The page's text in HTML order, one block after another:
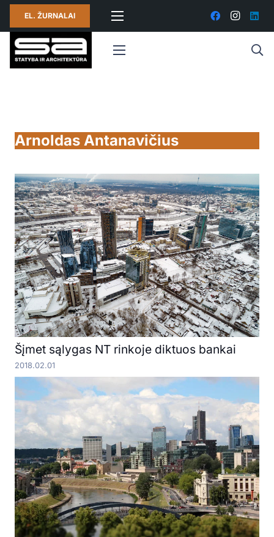
EL. ŽURNALAI
Arnoldas Antanavičius
Šįmet sąlygas NT rinkoje diktuos bankai
2018.02.01